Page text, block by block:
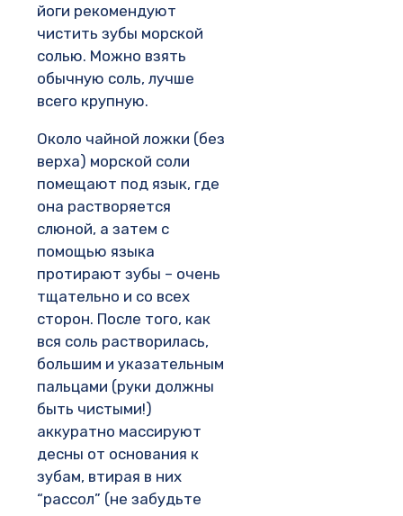
йоги рекомендуют
чистить зубы морской
солью. Можно взять
обычную соль, лучше
всего крупную.
Около чайной ложки (без
верха) морской соли
помещают под язык, где
она растворяется
слюной, а затем с
помощью языка
протирают зубы – очень
тщательно и со всех
сторон. После того, как
вся соль растворилась,
большим и указательным
пальцами (руки должны
быть чистыми!)
аккуратно массируют
десны от основания к
зубам, втирая в них
“рассол” (не забудьте